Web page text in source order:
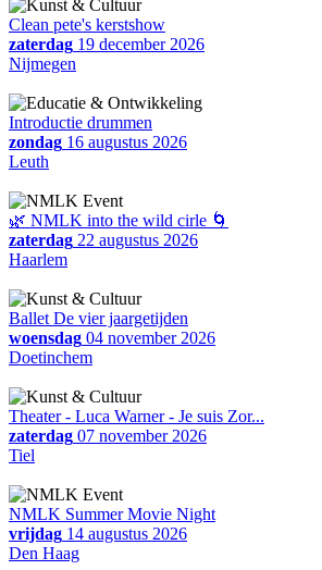
Clean pete's kerstshow
zaterdag 19 december 2026
Nijmegen
Introductie drummen
zondag 16 augustus 2026
Leuth
🌿 NMLK into the wild cirle 🌀
zaterdag 22 augustus 2026
Haarlem
Ballet De vier jaargetijden
woensdag 04 november 2026
Doetinchem
Theater - Luca Warner - Je suis Zor...
zaterdag 07 november 2026
Tiel
NMLK Summer Movie Night
vrijdag 14 augustus 2026
Den Haag